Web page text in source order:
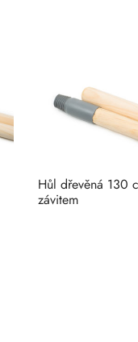
Hůl dřevěná 130
závitem